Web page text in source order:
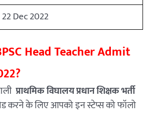
22 Dec 2022
Head Teacher Admit
प्राथमिक विघालय प्रधान शिक्षक भर्ती
करने के लिए आपको इन स्टेप्स को फॉलो